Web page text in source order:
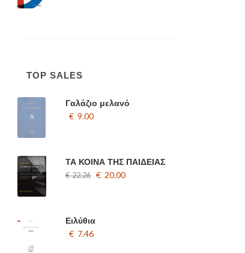
TOP SALES
Γαλάζιο μελανό
€ 9.00
ΤΑ ΚΟΙΝΑ ΤΗΣ ΠΑΙΔΕΙΑΣ
€ 22.26 € 20.00
Ειλύθια
€ 7.46